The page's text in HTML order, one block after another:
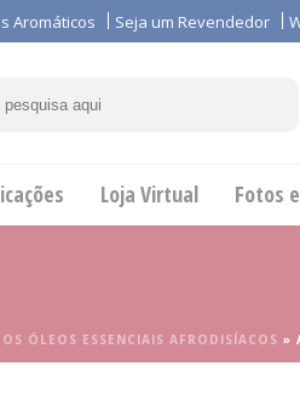
Aromáticos Seja um Revendedor
Loja Virtual
Fotos
OS ÓLEOS ESSENCIAIS AFRODISÍACOS »